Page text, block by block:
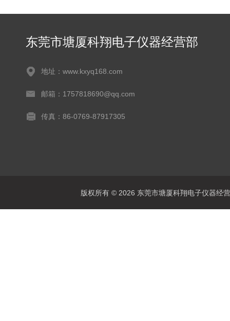
东莞市塘厦科翔电子仪器经营部
地址：www.kxyq168.com
邮箱：1757818690@qq.com
传真：86-0769-87917305
版权所有 © 2026 东莞市塘厦科翔电子仪器